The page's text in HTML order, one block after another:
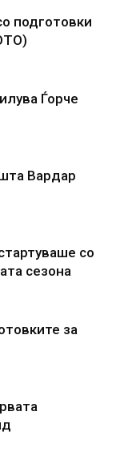
подготовки
Ѓорче
Вардар
со
сезона
за